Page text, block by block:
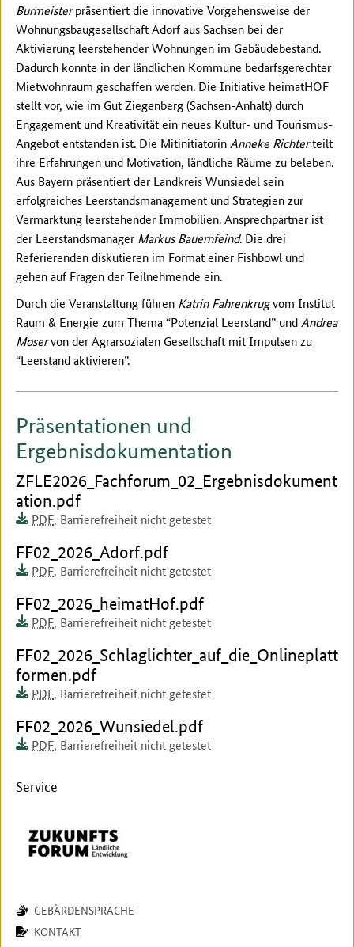
Burmeisterpräsentiert die innovative Vorgehensweise der
Wohnungsbaugesellschaft Adorf aus Sachsen bei der
Aktivierung leerstehender Wohnungen im Gebäudebestand.
Dadurch konnte in der ländlichen Kommune bedarfsgerechter
Mietwohnraum geschaffen werden. Die Initiative heimatHOF
stellt vor, wie im Gut Ziegenberg (Sachsen-Anhalt) durch
Engagement und Kreativität ein neues Kultur- und Tourismus-
Angebot entstanden ist. Die Mitinitiatorin Anneke Richterteilt
ihre Erfahrungen und Motivation, ländliche Räume zu beleben.
Aus Bayern präsentiert der Landkreis Wunsiedel sein
erfolgreiches Leerstandsmanagement und Strategien zur
Vermarktung leerstehender Immobilien. Ansprechpartner ist
der Leerstandsmanager Markus Bauernfeind. Die drei
Referierenden diskutieren im Format einer Fishbowl und
gehen auf Fragen der Teilnehmende ein.
Durch die Veranstaltung führen Katrin Fahrenkrugvom Institut
Raum & Energie zum Thema “Potenzial Leerstand” und Andrea
Moservon der Agrarsozialen Gesellschaft mit Impulsen zu
“Leerstand aktivieren”.
Präsentationen und
Ergebnisdokumentation
Dokument zum runterladen:
ZFLE2026_Fachforum_02_Ergebnisdokument
ation.pdf
Dokumentenformat:
PDF
Barrierefreiheit:
Dieses Dokument ist auf
, Barrierefreiheit nicht getestet
Dokument zum runterladen:
FF02_2026_Adorf.pdf
Dokumentenformat:
PDF
Barrierefreiheit:
Dieses Dokument ist auf
, Barrierefreiheit nicht getestet
Dokument zum runterladen:
FF02_2026_heimatHof.pdf
Dokumentenformat:
PDF
Barrierefreiheit:
Dieses Dokument ist auf
, Barrierefreiheit nicht getestet
Dokument zum runterladen:
FF02_2026_Schlaglichter_auf_die_Onlineplatt
formen.pdf
Dokumentenformat:
PDF
Barrierefreiheit:
Dieses Dokument ist auf
, Barrierefreiheit nicht getestet
Dokument zum runterladen:
FF02_2026_Wunsiedel.pdf
Dokumentenformat:
PDF
Barrierefreiheit:
Dieses Dokument ist auf
, Barrierefreiheit nicht getestet
Service
GEBÄRDENSPRACHE
KONTAKT